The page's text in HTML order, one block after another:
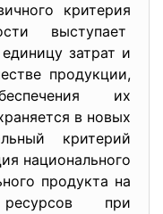
критерия
выступает
затрат и
продукции,
их
в новых
критерий
национального
продукта на
при